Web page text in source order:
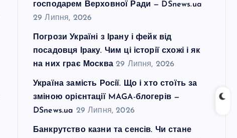
господарем Верховної Ради — DSnews.ua
29 Липня, 2026
Погрози Україні з Ірану і фейк від
посадовця Іраку. Чим ці історії схожі і як
на них грає Москва 29 Липня, 2026
Україна замість Росії. Що і хто стоїть за
зміною орієнтації MAGA-блогерів —
DSnews.ua 29 Липня, 2026
Банкрутство казни та сенсів. Чи стане